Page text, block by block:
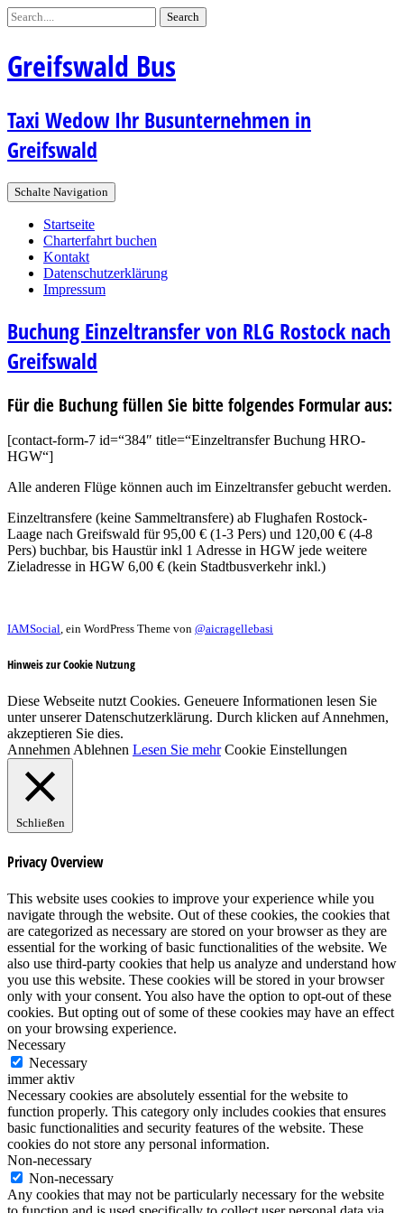
Greifswald Bus
Taxi Wedow Ihr Busunternehmen in
Greifswald
Schalte Navigation
Startseite
Charterfahrt buchen
Kontakt
Datenschutzerklärung
Impressum
Buchung Einzeltransfer von RLG Rostock nach
Greifswald
Für die Buchung füllen Sie bitte folgendes Formular aus:
[contact-form-7 id=“384″ title=“Einzeltransfer Buchung HRO-
HGW“]
Alle anderen Flüge können auch im Einzeltransfer gebucht werden.
Einzeltransfere (keine Sammeltransfere) ab Flughafen Rostock-
Laage nach Greifswald für 95,00 € (1-3 Pers) und 120,00 € (4-8
Pers) buchbar, bis Haustür inkl 1 Adresse in HGW jede weitere
Zieladresse in HGW 6,00 € (kein Stadtbusverkehr inkl.)
IAMSocial, ein WordPress Theme von @aicragellebasi
Hinweis zur Cookie Nutzung
Diese Webseite nutzt Cookies. Geneuere Informationen lesen Sie
unter unserer Datenschutzerklärung. Durch klicken auf Annehmen,
akzeptieren Sie dies.
Annehmen Ablehnen Lesen Sie mehr Cookie Einstellungen
Schließen
Privacy Overview
This website uses cookies to improve your experience while you
navigate through the website. Out of these cookies, the cookies that
are categorized as necessary are stored on your browser as they are
essential for the working of basic functionalities of the website. We
also use third-party cookies that help us analyze and understand how
you use this website. These cookies will be stored in your browser
only with your consent. You also have the option to opt-out of these
cookies. But opting out of some of these cookies may have an effect
on your browsing experience.
Necessary
Necessary
immer aktiv
Necessary cookies are absolutely essential for the website to
function properly. This category only includes cookies that ensures
basic functionalities and security features of the website. These
cookies do not store any personal information.
Non-necessary
Non-necessary
Any cookies that may not be particularly necessary for the website